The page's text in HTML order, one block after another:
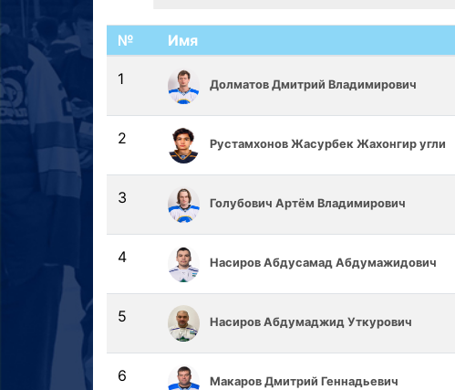
№ Имя
1 Долматов Дмитрий Владимирович
2 Рустамхонов Жасурбек Жахонгир угли
3 Голубович Артём Владимирович
4 Насиров Абдусамад Абдумажидович
5 Насиров Абдумаджид Уткурович
6 Макаров Дмитрий Геннадьевич